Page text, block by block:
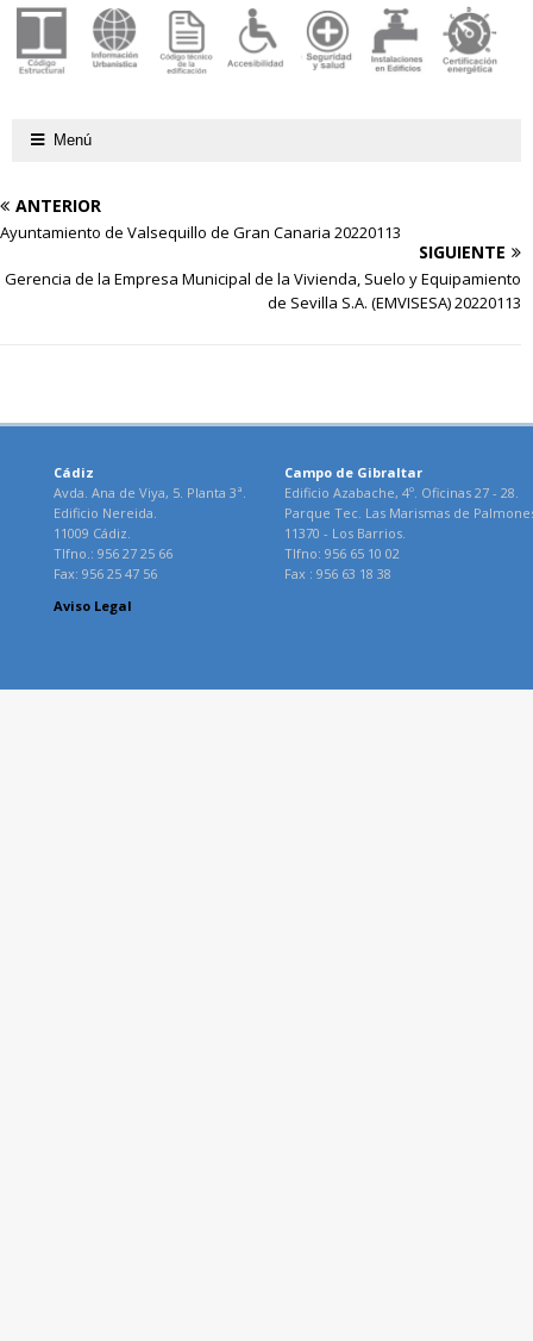
Menú
ANTERIOR
Ayuntamiento de Valsequillo de Gran Canaria 20220113
SIGUIENTE
Gerencia de la Empresa Municipal de la Vivienda, Suelo y Equipamiento
de Sevilla S.A. (EMVISESA) 20220113
Cádiz
Avda. Ana de Viya, 5. Planta 3ª.
Edificio Nereida.
11009 Cádiz.
Tlfno.: 956 27 25 66
Fax: 956 25 47 56
Campo de Gibraltar
Edificio Azabache, 4º. Oficinas 27 - 28.
Parque Tec. Las Marismas de
11370 - Los Barrios.
Tlfno: 956 65 10 02
Fax : 956 63 18 38
Aviso Legal